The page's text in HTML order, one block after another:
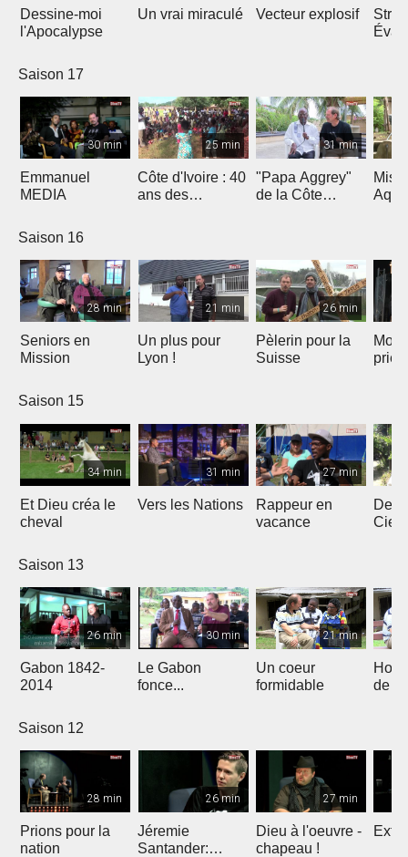
Dessine-moi
l'Apocalypse
Un vrai miraculé Vecteur explosif
Saison 17
30 min
Emmanuel
MEDIA
25 min
Côte d'Ivoire : 40
ans des
31 min
"Papa Aggrey"
de la Côte
Saison 16
28 min
Seniors en
Mission
21 min
Un plus pour
Lyon !
26 min
Pèlerin pour la
Suisse
Saison 15
34 min
Et Dieu créa le
cheval
31 min
Vers les Nations
27 min
Rappeur en
vacance
Ciel
Saison 13
26 min
Gabon 1842-
2014
30 min
Le Gabon
fonce...
21 min
Un coeur
formidable
de
Saison 12
28 min
Prions pour la
nation
26 min
Jéremie
Santander:
27 min
Dieu à l'oeuvre -
chapeau !